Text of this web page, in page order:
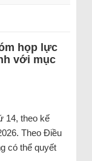
họp lực
với mục
14, theo kế
Theo Điều
có thể quyết